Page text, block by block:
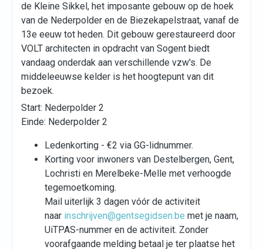
de Kleine Sikkel, het imposante gebouw op de hoek
van de Nederpolder en de Biezekapelstraat, vanaf de
13e eeuw tot heden. Dit gebouw gerestaureerd door
VOLT architecten in opdracht van Sogent biedt
vandaag onderdak aan verschillende vzw's. De
middeleeuwse kelder is het hoogtepunt van dit
bezoek.
Start: Nederpolder 2
Einde: Nederpolder 2
Ledenkorting - €2 via GG-lidnummer.
Korting voor inwoners van Destelbergen, Gent,
Lochristi en Merelbeke-Melle met verhoogde
tegemoetkoming.
Mail uiterlijk 3 dagen vóór de activiteit
naar inschrijven@gentsegidsen.be met je naam,
UiTPAS-nummer en de activiteit. Zonder
voorafgaande melding betaal je ter plaatse het